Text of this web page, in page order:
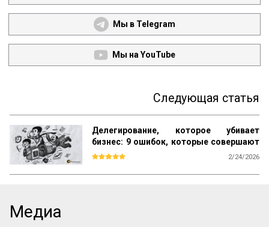
Мы в Telegram
Мы на YouTube
Следующая статья
Делегирование, которое убивает
бизнес: 9 ошибок, которые совершают
прямо сейчас
2/24/2026
Медиа